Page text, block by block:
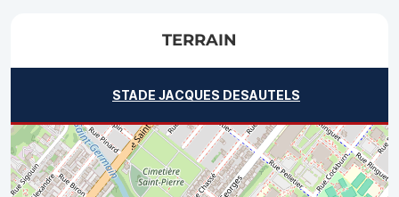
TERRAIN
STADE JACQUES DESAUTELS